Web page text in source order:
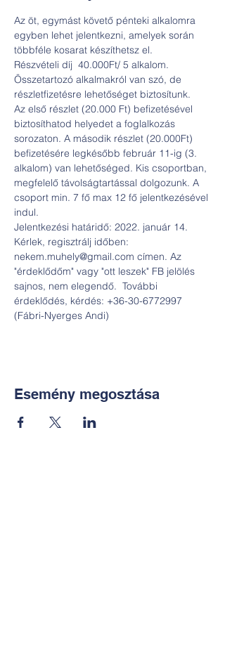
Az öt, egymást követő pénteki alkalomra
egyben lehet jelentkezni, amelyek során
többféle kosarat készíthetsz el.
Részvételi díj  40.000Ft/ 5 alkalom.
Összetartozó alkalmakról van szó, de
részletfizetésre lehetőséget biztosítunk.
Az első részlet (20.000 Ft) befizetésével
biztosíthatod helyedet a foglalkozás
sorozaton. A második részlet (20.000Ft)
befizetésére legkésőbb február 11-ig (3.
alkalom) van lehetőséged. Kis csoportban,
megfelelő távolságtartással dolgozunk. A
csoport min. 7 fő max 12 fő jelentkezésével
indul.
Jelentkezési határidő: 2022. január 14.
Kérlek, regisztrálj időben:
nekem.muhely@gmail.com címen. Az
"érdeklődőm" vagy "ott leszek" FB jelölés
sajnos, nem elegendő.  További
érdeklődés, kérdés: +36-30-6772997
(Fábri-Nyerges Andi)
Esemény megosztása